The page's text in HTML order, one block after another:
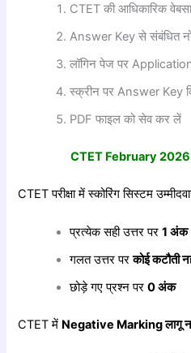
CTET की आधिकारिक
Answer Key से संबंधित
लॉगिन पेज पर
स्क्रीन पर Answer Key
PDF फाइल को सेव कर लें
CTET February
CTET परीक्षा में स्कोरिंग सिस्टम
प्रत्येक सही उत्तर पर1अंक
गलत उत्तर परकोईकटौती
छोड़े गए प्रश्न पर0अंक
CTET में Negative Markingलागू